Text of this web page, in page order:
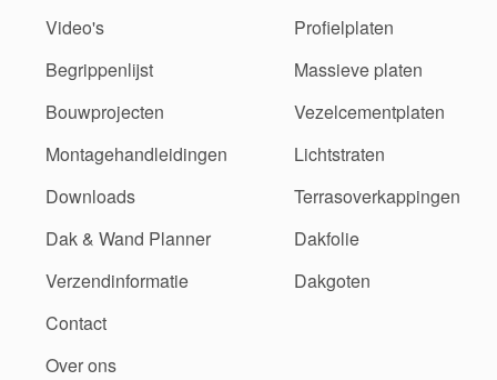
Video's
Begrippenlijst
Bouwprojecten
Montagehandleidingen
Downloads
Dak & Wand Planner
Verzendinformatie
Contact
Over ons
Profielplaten
Massieve platen
Vezelcementplaten
Lichtstraten
Terrasoverkappingen
Dakfolie
Dakgoten